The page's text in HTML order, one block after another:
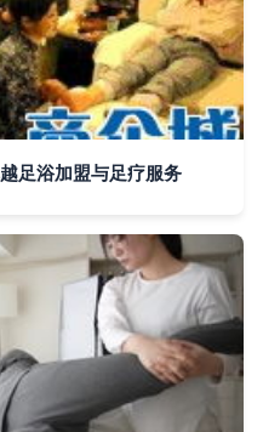
足浴加盟与足疗服务